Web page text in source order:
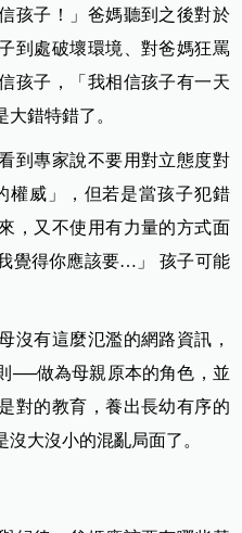
孩子！」爸媽聽到之後對於
到處破壞環境、對爸媽狂罵
孩子，「我相信孩子有一天
錯特錯了。
到專家說不要用對立態度對
威」，但若是當孩子犯錯
，又不使用有力量的方式面
覺得你應該要…」 孩子可能
沒有這麼氾濫的網路資訊，
──做為母親原本的角色，並
對的教育，養出長幼有序的
大沒小的混亂局面了。